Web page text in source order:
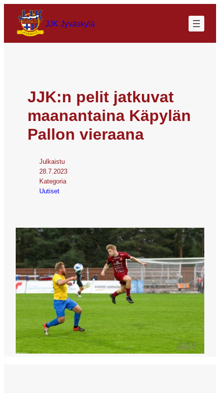
JJK Jyväskylä
JJK:n pelit jatkuvat
maanantaina Käpylän
Pallon vieraana
Julkaistu
28.7.2023
Kategoria
Uutiset